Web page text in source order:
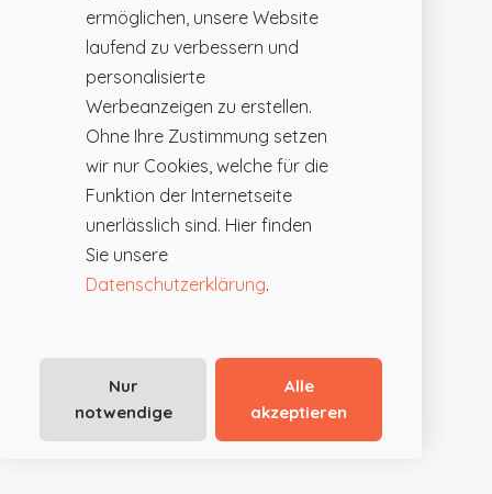
ermöglichen, unsere Website
laufend zu verbessern und
personalisierte
Werbeanzeigen zu erstellen.
Ohne Ihre Zustimmung setzen
wir nur Cookies, welche für die
Funktion der Internetseite
unerlässlich sind. Hier finden
Sie unsere
Datenschutzerklärung.
Nur
notwendige
Alle
akzeptieren